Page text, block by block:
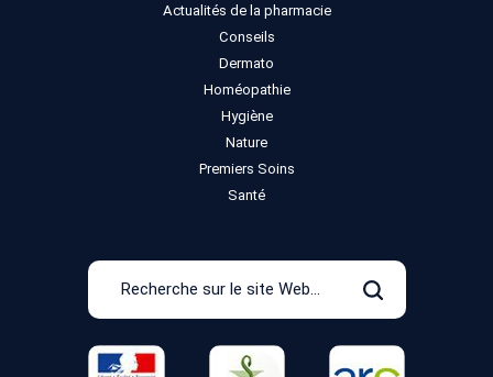
Actualités de la pharmacie
Conseils
Dermato
Homéopathie
Hygiène
Nature
Premiers Soins
Santé
Recherche
le
site
Rechercher